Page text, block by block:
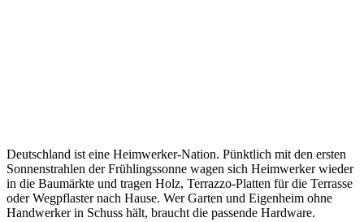
Deutschland ist eine Heimwerker-Nation. Pünktlich mit den ersten
Sonnenstrahlen der Frühlingssonne wagen sich Heimwerker wieder
in die Baumärkte und tragen Holz, Terrazzo-Platten für die Terrasse
oder Wegpflaster nach Hause. Wer Garten und Eigenheim ohne
Handwerker in Schuss hält, braucht die passende Hardware.